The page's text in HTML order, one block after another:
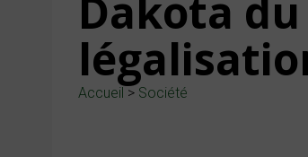
Dakota
Accueil > Société